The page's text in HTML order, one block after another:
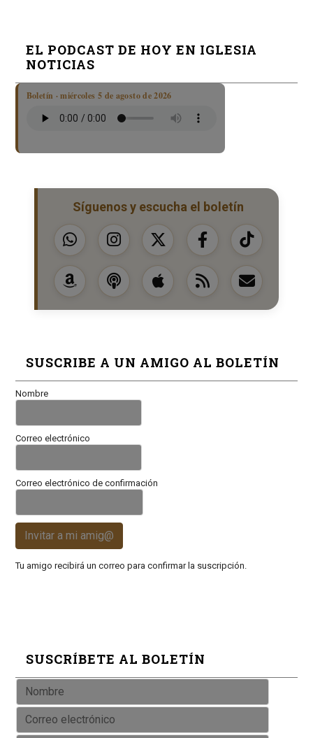
EL PODCAST DE HOY EN IGLESIA
NOTICIAS
Boletín · miércoles 5 de agosto de 2026
Síguenos y escucha el boletín
SUSCRIBE A UN AMIGO AL BOLETÍN
Nombre
Correo electrónico
Correo electrónico de confirmación
Invitar a mi amig@
Tu amigo recibirá un correo para confirmar la suscripción.
SUSCRÍBETE AL BOLETÍN